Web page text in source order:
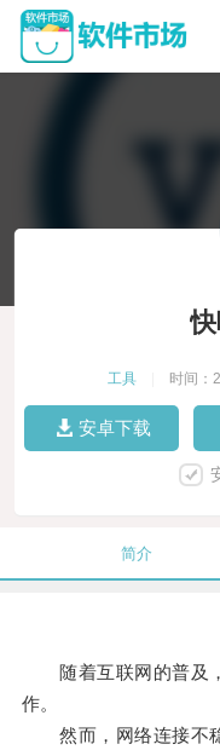
工具 时间：
安卓下载
简介
随着互联网的普及，
作。
然而，网络连接不稳